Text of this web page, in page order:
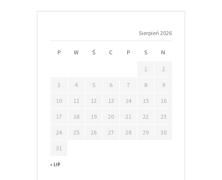
Sierpień 2026
P W Ś C P S N
« LIP
1 2
3 4 5 6 7 8 9
10 11 12 13 14 15 16
17 18 19 20 21 22 23
24 25 26 27 28 29 30
31